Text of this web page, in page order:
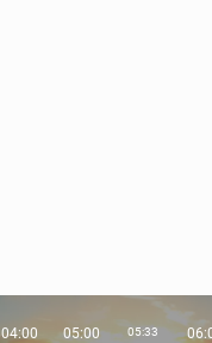
04:00 05:00 05:33